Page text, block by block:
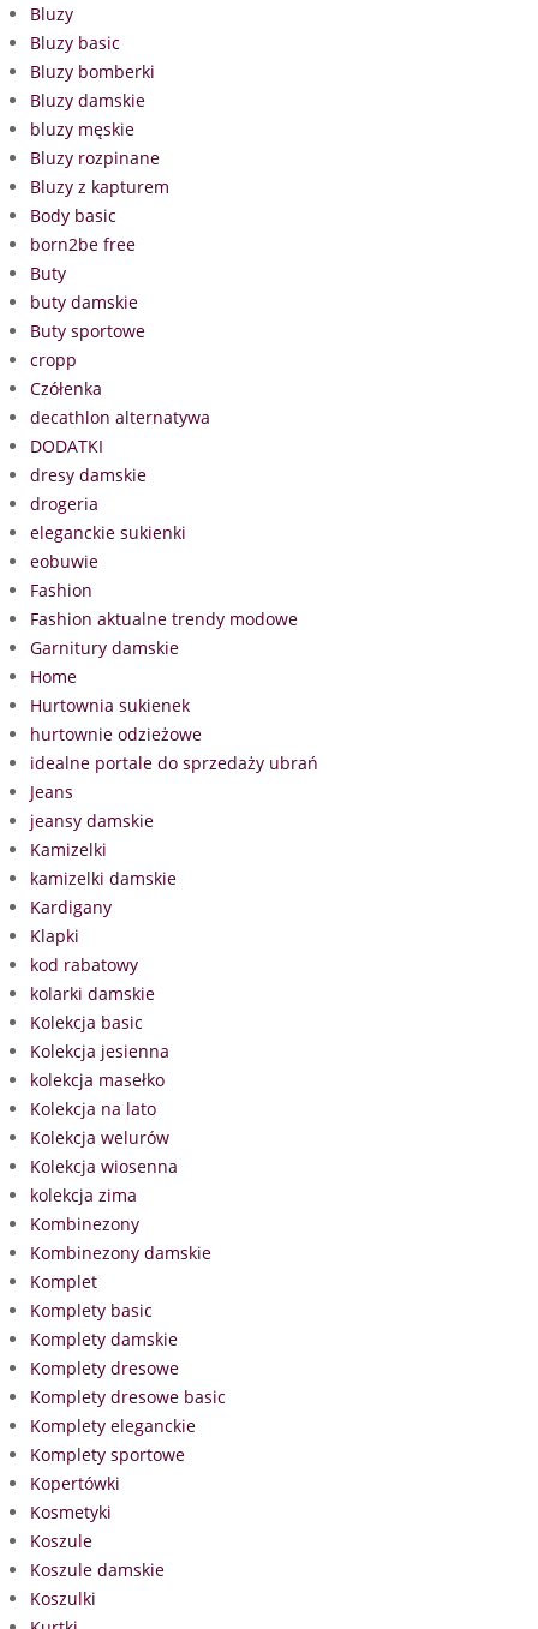
Bluzy
Bluzy basic
Bluzy bomberki
Bluzy damskie
bluzy męskie
Bluzy rozpinane
Bluzy z kapturem
Body basic
born2be free
Buty
buty damskie
Buty sportowe
cropp
Czółenka
decathlon alternatywa
DODATKI
dresy damskie
drogeria
eleganckie sukienki
eobuwie
Fashion
Fashion aktualne trendy modowe
Garnitury damskie
Home
Hurtownia sukienek
hurtownie odzieżowe
idealne portale do sprzedaży ubrań
Jeans
jeansy damskie
Kamizelki
kamizelki damskie
Kardigany
Klapki
kod rabatowy
kolarki damskie
Kolekcja basic
Kolekcja jesienna
kolekcja masełko
Kolekcja na lato
Kolekcja welurów
Kolekcja wiosenna
kolekcja zima
Kombinezony
Kombinezony damskie
Komplet
Komplety basic
Komplety damskie
Komplety dresowe
Komplety dresowe basic
Komplety eleganckie
Komplety sportowe
Kopertówki
Kosmetyki
Koszule
Koszule damskie
Koszulki